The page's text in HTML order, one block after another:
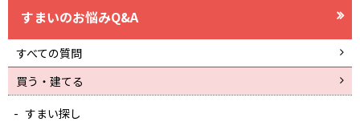
すまいのお悩みQ&A
すべての質問
買う・建てる
すまい探し